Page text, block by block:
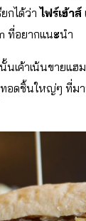
ยกได้ว่าไฟร์เฮ้าส์
ที่อยากแนะนำ
เค้าเน้นขายแฮ
อดชิ้นใหญ่ๆ ที่ม